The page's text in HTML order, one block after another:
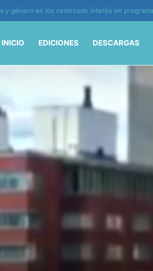
la era de la IA
INICIO EDICIONES DESCARGAS